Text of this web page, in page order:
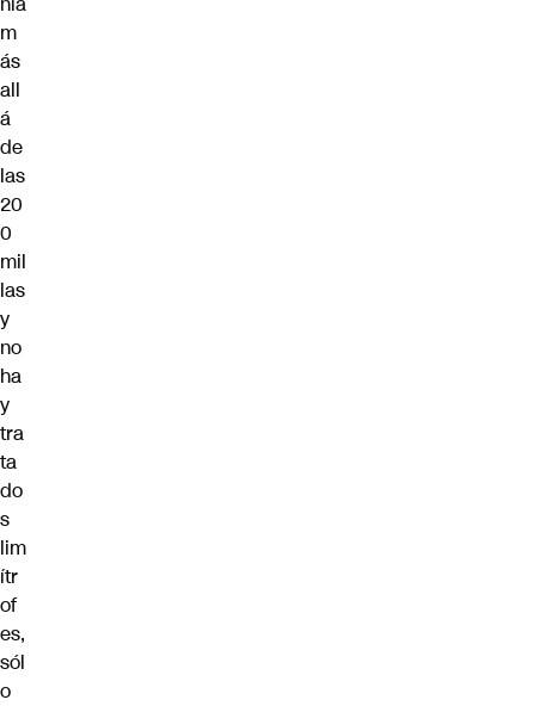
m
ás
all
á
de
las
20
0
mil
las
y
no
ha
y
tra
ta
do
s
lim
ítr
of
es,
sól
o